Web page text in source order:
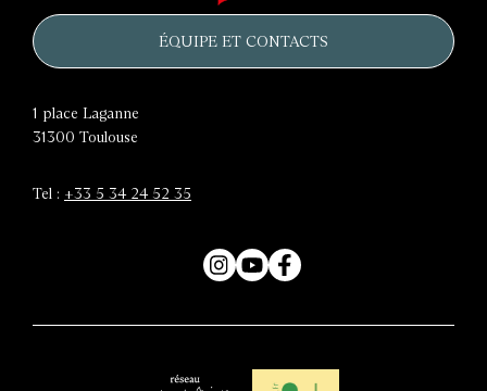
d'eau
ÉQUIPE ET CONTACTS
1 place Laganne
31300 Toulouse
Tel : +33 5 34 24 52 35
Instagram
YouTubeFacebook